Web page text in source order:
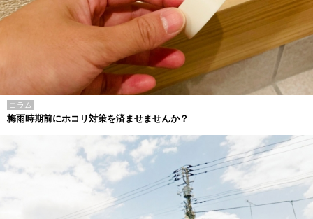
コラム
梅雨時期前にホコリ対策を済ませませんか？